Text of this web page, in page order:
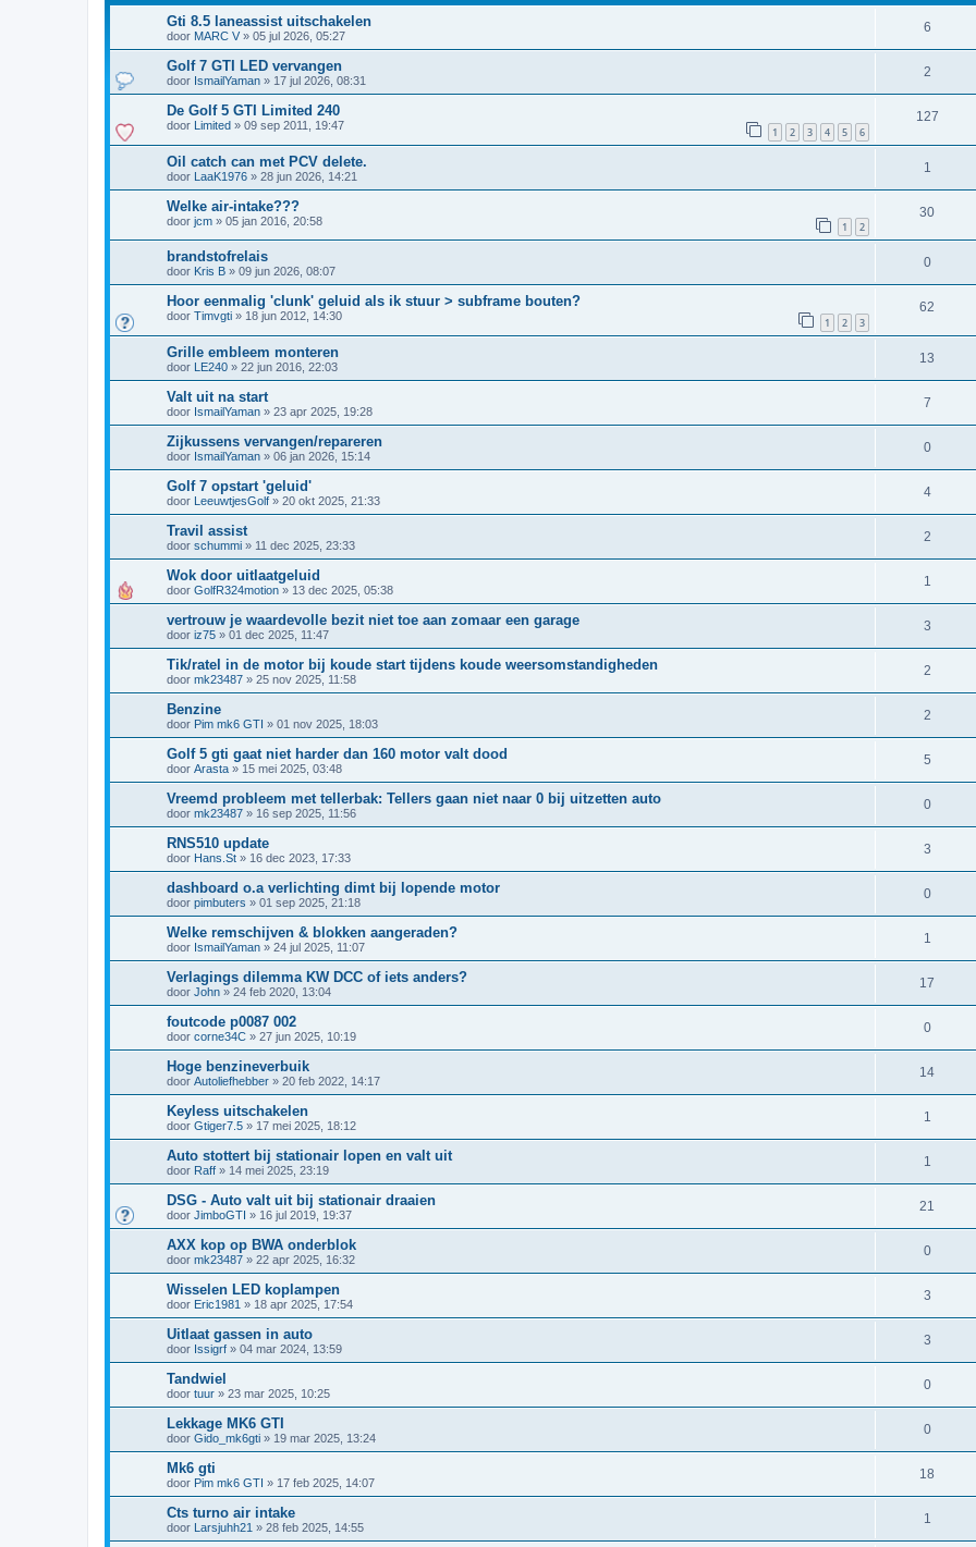
Gti 8.5 laneassist uitschakelen
door MARC V » 05 jul 2026, 05:27
6
Golf 7 GTI LED vervangen
door IsmailYaman » 17 jul 2026, 08:31
2
De Golf 5 GTI Limited 240
door Limited » 09 sep 2011, 19:47 1 2 3 4 5 6
127
Oil catch can met PCV delete.
door LaaK1976 » 28 jun 2026, 14:21
1
Welke air-intake???
door jcm » 05 jan 2016, 20:58 1 2
30
brandstofrelais
door Kris B » 09 jun 2026, 08:07
0
Hoor eenmalig 'clunk' geluid als ik stuur > subframe bouten?
door Timvgti » 18 jun 2012, 14:30 1 2 3
62
Grille embleem monteren
door LE240 » 22 jun 2016, 22:03
13
Valt uit na start
door IsmailYaman » 23 apr 2025, 19:28
7
Zijkussens vervangen/repareren
door IsmailYaman » 06 jan 2026, 15:14
0
Golf 7 opstart 'geluid'
door LeeuwtjesGolf » 20 okt 2025, 21:33
4
Travil assist
door schummi » 11 dec 2025, 23:33
2
Wok door uitlaatgeluid
door GolfR324motion » 13 dec 2025, 05:38
1
vertrouw je waardevolle bezit niet toe aan zomaar een garage
door iz75 » 01 dec 2025, 11:47
3
Tik/ratel in de motor bij koude start tijdens koude weersomstandigheden
door mk23487 » 25 nov 2025, 11:58
2
Benzine
door Pim mk6 GTI » 01 nov 2025, 18:03
2
Golf 5 gti gaat niet harder dan 160 motor valt dood
door Arasta » 15 mei 2025, 03:48
5
Vreemd probleem met tellerbak: Tellers gaan niet naar 0 bij uitzetten auto
door mk23487 » 16 sep 2025, 11:56
0
RNS510 update
door Hans.St » 16 dec 2023, 17:33
3
dashboard o.a verlichting dimt bij lopende motor
door pimbuters » 01 sep 2025, 21:18
0
Welke remschijven & blokken aangeraden?
door IsmailYaman » 24 jul 2025, 11:07
1
Verlagings dilemma KW DCC of iets anders?
door John » 24 feb 2020, 13:04
17
foutcode p0087 002
door corne34C » 27 jun 2025, 10:19
0
Hoge benzineverbuik
door Autoliefhebber » 20 feb 2022, 14:17
14
Keyless uitschakelen
door Gtiger7.5 » 17 mei 2025, 18:12
1
Auto stottert bij stationair lopen en valt uit
door Raff » 14 mei 2025, 23:19
1
DSG - Auto valt uit bij stationair draaien
door JimboGTI » 16 jul 2019, 19:37
21
AXX kop op BWA onderblok
door mk23487 » 22 apr 2025, 16:32
0
Wisselen LED koplampen
door Eric1981 » 18 apr 2025, 17:54
3
Uitlaat gassen in auto
door Issigrf » 04 mar 2024, 13:59
3
Tandwiel
door tuur » 23 mar 2025, 10:25
0
Lekkage MK6 GTI
door Gido_mk6gti » 19 mar 2025, 13:24
0
Mk6 gti
door Pim mk6 GTI » 17 feb 2025, 14:07
18
Cts turno air intake
door Larsjuhh21 » 28 feb 2025, 14:55
1